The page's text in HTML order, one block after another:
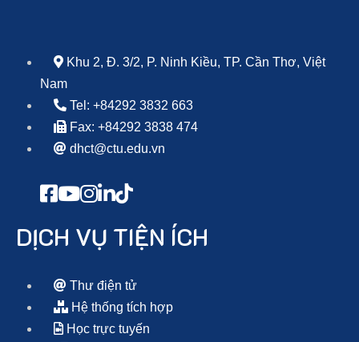
Khu 2, Đ. 3/2, P. Ninh Kiều, TP. Cần Thơ, Việt
Nam
Tel: +84292 3832 663
Fax: +84292 3838 474
dhct@ctu.edu.vn
DỊCH VỤ TIỆN ÍCH
Thư điện tử
Hệ thống tích hợp
Học trực tuyến